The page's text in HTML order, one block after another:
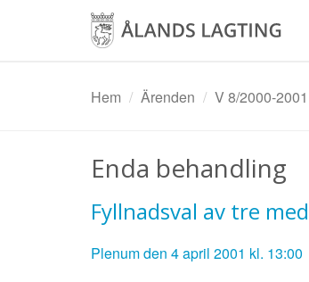
Hem Ärenden V 8/2000-2001
Enda behandling
Fyllnadsval av tre
Plenum den 4 april 2001 kl. 13:00